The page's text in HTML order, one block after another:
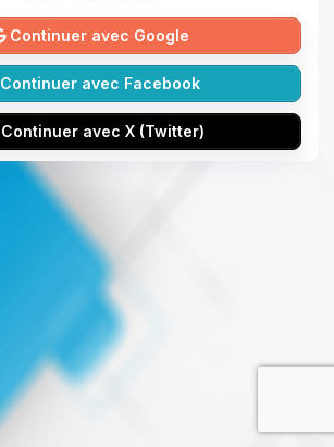
Continuer avec Google
Continuer avec Facebook
Continuer avec X (Twitter)